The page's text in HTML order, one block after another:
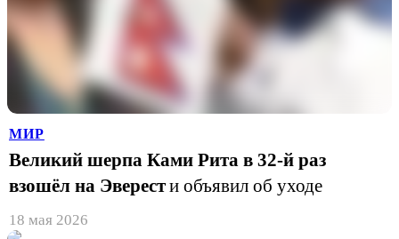
МИР
Великий шерпа Ками Рита в 32-й раз
взошёл на Эверести объявил об уходе
18 мая 2026